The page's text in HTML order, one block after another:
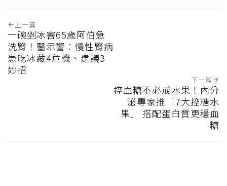
上一篇
一碗剉冰害65歲阿伯急
洗腎！醫示警：慢性腎病
患吃冰藏4危機、建議3
妙招
下一篇
控血糖不必戒水果！內分
泌專家推「7大控糖水
果」 搭配蛋白質更穩血
糖